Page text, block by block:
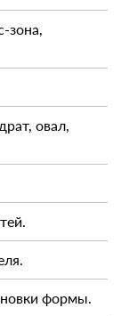
зона,
овал,
формы.